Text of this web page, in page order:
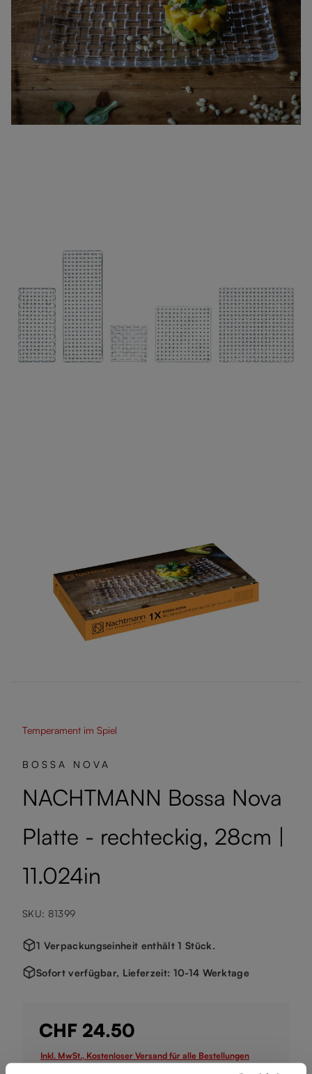
Temperament im Spiel
BOSSA NOVA
NACHTMANN Bossa Nova
Platte - rechteckig, 28cm |
11.024in
SKU: 81399
1 Verpackungseinheit enthält 1 Stück.
Sofort verfügbar, Lieferzeit: 10-14 Werktage
CHF 24.50
Inkl. MwSt., Kostenloser Versand für alle Bestellungen